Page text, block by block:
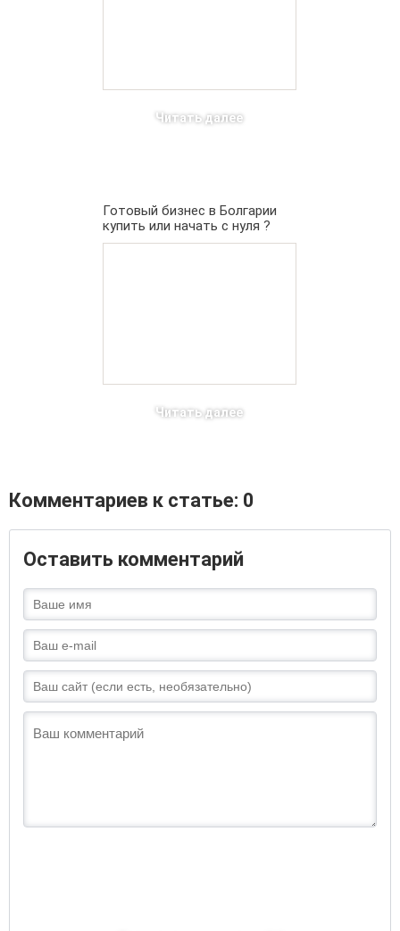
Читать далее
Готовый бизнес в Болгарии
купить или начать с нуля ?
Читать далее
Комментариев к статье: 0
Оставить комментарий